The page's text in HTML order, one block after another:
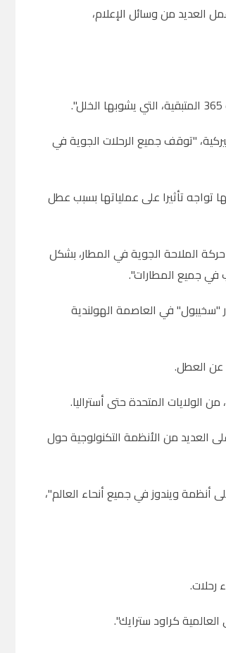
العديد من وسائل الإعلام،
"توقف جميع الرحلات الجوية في
تواجه تأثيرا على عملياتها بسبب عطل
الملاحة الجوية في المطار، بشكل
في جميع المطارات".
في العاصمة الهولندية
عن العطل.
الولايات المتحدة حتى أستراليا.
العديد من الأنظمة التكنولوجية حول
أنظمة ويندوز في جميع أنحاء العالم"،
رحلات.
العالمية كراود سترايك".